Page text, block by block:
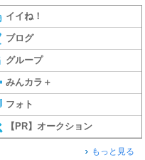
イイね！
ブログ
グループ
みんカラ＋
フォト
【PR】オークション
もっと見る